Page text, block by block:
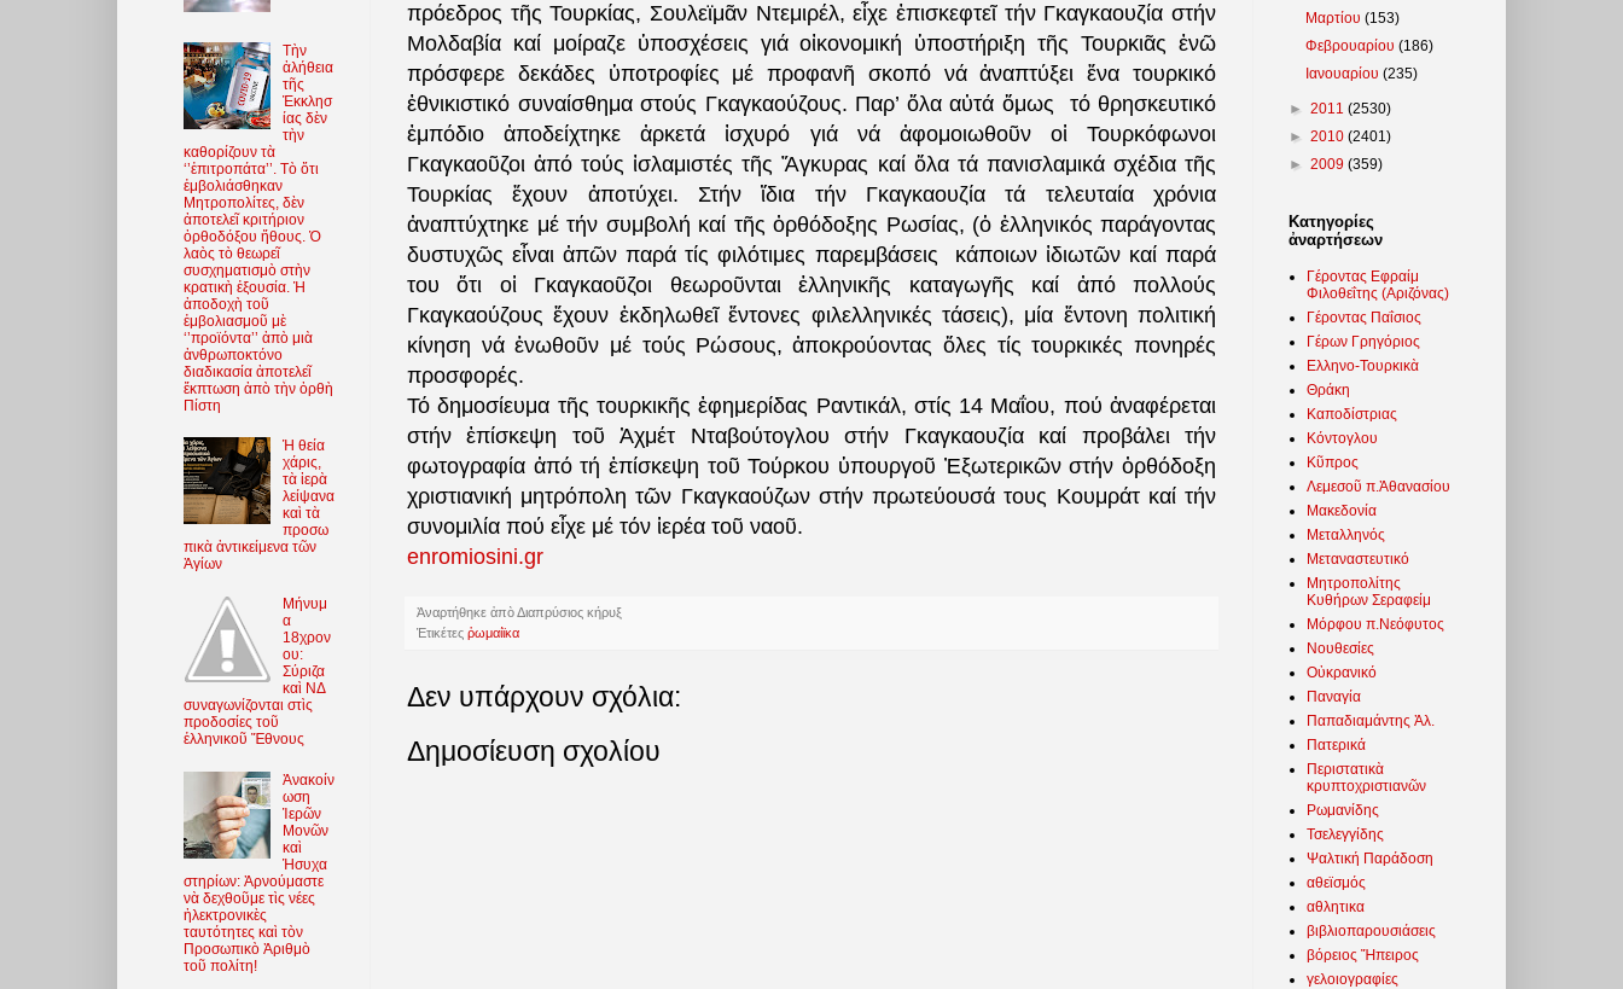
πρόεδρος τῆς Τουρκίας, Σουλεϊμᾶν Ντεμιρέλ, εἶχε ἐπισκεφτεῖ τήν Γκαγκαουζία στήν
Μολδαβία καί μοίραζε ὑποσχέσεις γιά οἰκονομική ὑποστήριξη τῆς Τουρκιᾶς ἐνῶ
πρόσφερε δεκάδες ὑποτροφίες μέ προφανῆ σκοπό νά ἀναπτύξει ἕνα τουρκικό
ἐθνικιστικό συναίσθημα στούς Γκαγκαούζους. Παρ’ ὅλα αὐτά ὅμως τό θρησκευτικό
ἐμπόδιο ἀποδείχτηκε ἀρκετά ἰσχυρό γιά νά ἀφομοιωθοῦν οἱ Τουρκόφωνοι
Γκαγκαοῦζοι ἀπό τούς ἰσλαμιστές τῆς Ἄγκυρας καί ὅλα τά πανισλαμικά σχέδια τῆς
Τουρκίας ἔχουν ἀποτύχει. Στήν ἴδια τήν Γκαγκαουζία τά τελευταία χρόνια
ἀναπτύχτηκε μέ τήν συμβολή καί τῆς ὀρθόδοξης Ρωσίας, (ὁ ἑλληνικός παράγοντας
δυστυχῶς εἶναι ἀπῶν παρά τίς φιλότιμες παρεμβάσεις κάποιων ἰδιωτῶν καί παρά
του ὅτι οἱ Γκαγκαοῦζοι θεωροῦνται ἑλληνικῆς καταγωγῆς καί ἀπό πολλούς
Γκαγκαούζους ἔχουν ἐκδηλωθεῖ ἔντονες φιλελληνικές τάσεις), μία ἔντονη πολιτική
κίνηση νά ἑνωθοῦν μέ τούς Ρώσους, ἀποκρούοντας ὅλες τίς τουρκικές πονηρές
προσφορές.
Τό δημοσίευμα τῆς τουρκικῆς ἐφημερίδας Ραντικάλ, στίς 14 Μαΐου, πού ἀναφέρεται
στήν ἐπίσκεψη τοῦ Ἀχμέτ Νταβούτογλου στήν Γκαγκαουζία καί προβάλει τήν
φωτογραφία ἀπό τή ἐπίσκεψη τοῦ Τούρκου ὑπουργοῦ Ἐξωτερικῶν στήν ὀρθόδοξη
χριστιανική μητρόπολη τῶν Γκαγκαούζων στήν πρωτεύουσά τους Κουμράτ καί τήν
συνομιλία πού εἶχε μέ τόν ἱερέα τοῦ ναοῦ.
enromiosini.gr
Ἀναρτήθηκε ἀπὸΔιαπρύσιος κήρυξ
Ἐτικέτες ῥωμαίϊκα
Δεν υπάρχουν σχόλια:
Δημοσίευση σχολίου
Τὴν
ἀλήθεια
τῆς
Ἐκκλησ
ίας δὲν
τὴν
καθορίζουν τὰ
‘’ἐπιτροπάτα’’. Τὸ ὅτι
ἐμβολιάσθηκαν
Μητροπολίτες, δὲν
ἀποτελεῖ κριτήριον
ὀρθοδόξου ἤθους. Ὁ
λαὸς τὸ θεωρεῖ
συσχηματισμὸ στὴν
κρατικὴ ἐξουσία. Ἡ
ἀποδοχὴ τοῦ
ἐμβολιασμοῦ μὲ
‘’προϊόντα’’ ἀπὸ μιὰ
ἀνθρωποκτόνο
διαδικασία ἀποτελεῖ
ἔκπτωση ἀπὸ τὴν ὀρθὴ
Πίστη
Ἡ θεία
χάρις,
τὰ ἱερὰ
λείψανα
καὶ τὰ
προσω
πικὰ ἀντικείμενα τῶν
Ἁγίων
Μήνυμ
α
18χρον
ου:
Σύριζα
καὶ ΝΔ
συναγωνίζονται στὶς
προδοσίες τοῦ
ἑλληνικοῦ Ἔθνους
Ἀνακοίν
ωση
Ἱερῶν
Μονῶν
καὶ
Ἡσυχα
στηρίων: Ἀρνούμαστε
νὰ δεχθοῦμε τὶς νέες
ἠλεκτρονικὲς
ταυτότητες καὶ τὸν
Προσωπικὸ Ἀριθμὸ
τοῦ πολίτη!
Μαρτίου(153)
Φεβρουαρίου(186)
Ιανουαρίου(235)
► 2011 (2530)
► 2010 (2401)
► 2009 (359)
Κατηγορίες
ἀναρτήσεων
Γέροντας Εφραίμ
Φιλοθεΐτης (Αριζόνας)
Γέροντας Παΐσιος
Γέρων Γρηγόριος
Ελληνο-Τουρκικὰ
Θράκη
Καποδίστριας
Κόντογλου
Κῦπρος
Λεμεσοῦ π.Ἀθανασίου
Μακεδονία
Μεταλληνός
Μεταναστευτικό
Μητροπολίτης
Κυθήρων Σεραφείμ
Μόρφου π.Νεόφυτος
Νουθεσίες
Οὐκρανικό
Παναγία
Παπαδιαμάντης Ἀλ.
Πατερικά
Περιστατικὰ
κρυπτοχριστιανῶν
Ρωμανίδης
Τσελεγγίδης
Ψαλτική Παράδοση
αθεϊσμός
αθλητικα
βιβλιοπαρουσιάσεις
βόρειος Ἤπειρος
γελοιογραφίες